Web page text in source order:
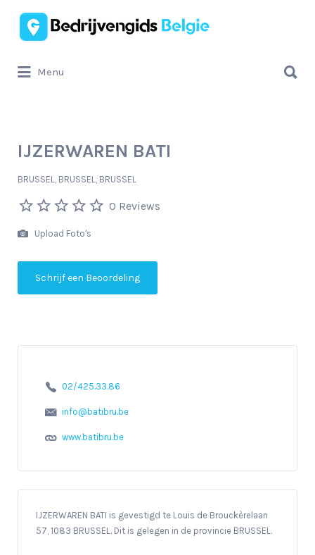
Zoek
naar:
Menu
naar:
IJZERWAREN BATI
BRUSSEL, BRUSSEL, BRUSSEL
0 Reviews
Upload Foto's
Schrijf een Beoordeling
02/425.33.86
info@batibru.be
www.batibru.be
IJZERWAREN BATI is gevestigd te Louis de Brouckèrelaan
57, 1083 BRUSSEL. Dit is gelegen in de provincie BRUSSEL.